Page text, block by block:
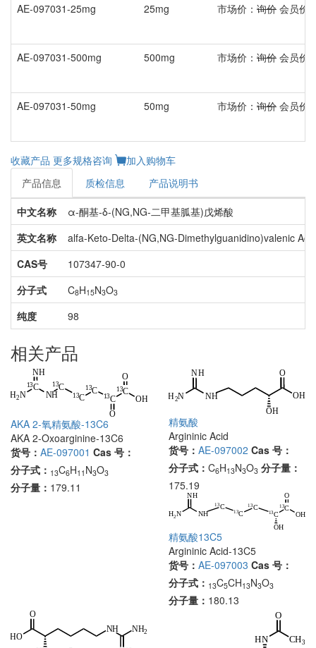
AE-097031-25mg 25mg 市场价： 询价 会员价
AE-097031-500mg 500mg 市场价： 询价 会员价
AE-097031-50mg 50mg 市场价： 询价 会员价
收藏产品 更多规格咨询
加入购物车
产品信息
质检信息 产品说明书
中文名称
α-酮基-δ-(NG,NG-二甲基胍基)戊烯酸
英文名称
alfa-Keto-Delta-(NG,NG-Dimethylguanidino)valenic Acid
CAS号
107347-90-0
分子式
C8H15N3O3
纯度 98
相关产品
AKA 2-氧精氨酸-13C6
AKA 2-Oxoarginine-13C6
货号： AE-097001 Cas 号：
分子式： 13C6H11 N3O3
分子量： 179.11
精氨酸
Argininic Acid
货号： AE-097002 Cas 号：
分子式： C6H13N3O3 分子量：
175.19
精氨酸13C5
Argininic Acid-13C5
货号： AE-097003 Cas 号：
分子式： 13C5CH13N3O3
分子量： 180.13